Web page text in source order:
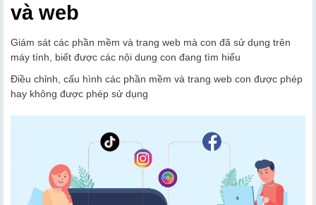
và web
Giám sát các phần mềm và trang web mà con đã sử dụng trên
máy tính, biết được các nội dung con đang tìm hiểu
Điều chỉnh, cấu hình các phần mềm và trang web con được phép
hay không được phép sử dụng